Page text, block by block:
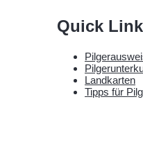
Quick
Landkarten
Tipps für